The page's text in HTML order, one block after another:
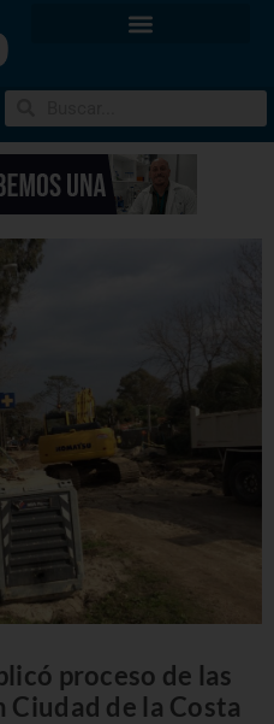
proceso de las
Ciudad de la Costa